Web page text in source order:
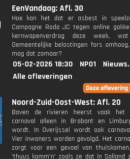
EenVandaag: Afl. 30
Hoe kan het dat er asbest in
Campagne Roda JC tegen online
kernwapenverdrag deze week,
Gemeentelijke belastingen fors
mag dat zomaar?
05-02-2026 18:30 NPO1
Alle afleveringen
Noord-Zuid-Oost-West: Afl. 20
Boven de rivieren heerst vaak het
carnaval alleen in Brabant en
wordt. In Overijssel wordt ook
Vier inwoners worden gevolgd. Het
zorgt voor een gevoel van
'thuus komm'n' zoals ze dat in Salland